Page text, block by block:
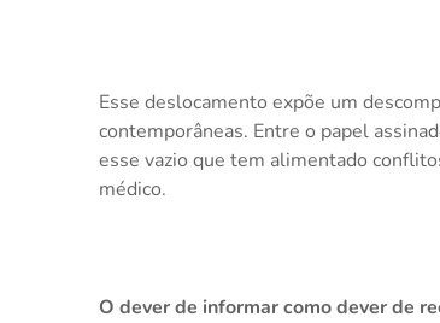
Esse deslocamento expõe um
contemporâneas. Entre o papel
esse vazio que tem alimentado
médico.
O dever de informar como dever de